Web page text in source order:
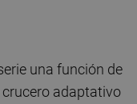
una función de
crucero adaptativo